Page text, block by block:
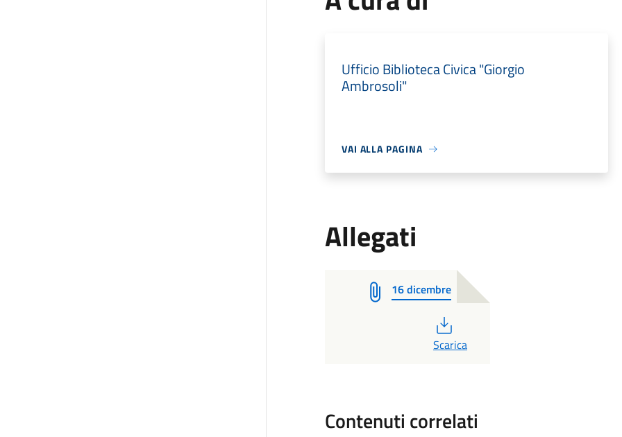
Ufficio Biblioteca Civica "Giorgio
Ambrosoli"
VAI ALLA PAGINA
Allegati
16 dicembre
PDF
Scarica
Contenuti correlati